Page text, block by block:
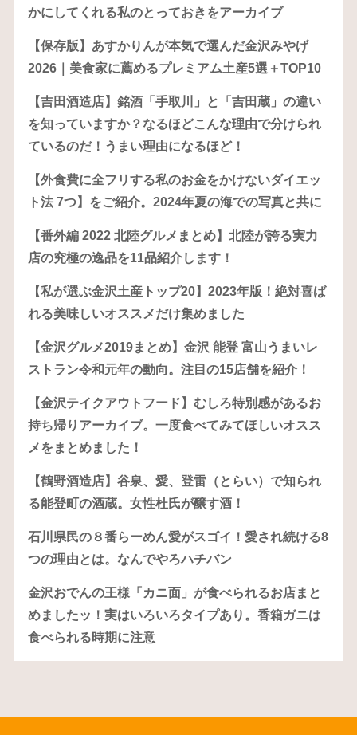
かにしてくれる私のとっておきをアーカイブ
【保存版】あすかりんが本気で選んだ金沢みやげ
2026｜美食家に薦めるプレミアム土産5選＋TOP10
【吉田酒造店】銘酒「手取川」と「吉田蔵」の違い
を知っていますか？なるほどこんな理由で分けられ
ているのだ！うまい理由になるほど！
【外食費に全フリする私のお金をかけないダイエッ
ト法 7つ】をご紹介。2024年夏の海での写真と共に
【番外編 2022 北陸グルメまとめ】北陸が誇る実力
店の究極の逸品を11品紹介します！
【私が選ぶ金沢土産トップ20】2023年版！絶対喜ば
れる美味しいオススメだけ集めました
【金沢グルメ2019まとめ】金沢 能登 富山うまいレ
ストラン令和元年の動向。注目の15店舗を紹介！
【金沢テイクアウトフード】むしろ特別感があるお
持ち帰りアーカイブ。一度食べてみてほしいオスス
メをまとめました！
【鶴野酒造店】谷泉、愛、登雷（とらい）で知られ
る能登町の酒蔵。女性杜氏が醸す酒！
石川県民の８番らーめん愛がスゴイ！愛され続ける8
つの理由とは。なんでやろハチバン
金沢おでんの王様「カニ面」が食べられるお店まと
めましたッ！実はいろいろタイプあり。香箱ガニは
食べられる時期に注意